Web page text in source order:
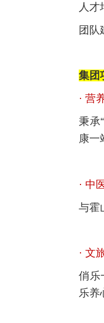
人
团队
集团
· 营
秉承
康一
· 中
与霍
· 文
俏乐
乐养